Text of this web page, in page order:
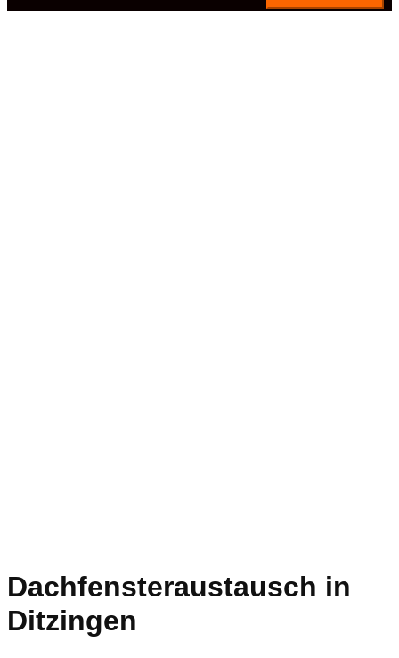
Dachfensteraustausch in
Ditzingen